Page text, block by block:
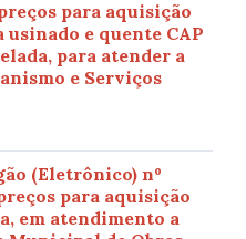
para aquisição
e quente CAP
para atender a
e Serviços
(Eletrônico) nº
para aquisição
em atendimento a